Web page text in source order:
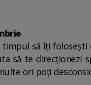
să îți folosești
te direcționezi
ori poți